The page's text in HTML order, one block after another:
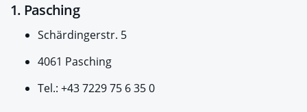
1. Pasching
Schärdingerstr. 5
4061 Pasching
Tel.: +43 7229 75 6 35 0